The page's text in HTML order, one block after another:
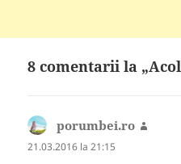
8 comentarii la
porumbei.ro
21.03.2016 la 21:15